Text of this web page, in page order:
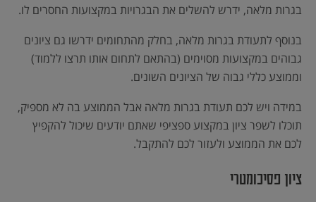
בגרות מלאה, ידרש להשלים את הבגרויות במקצועות החסרים לו.
בנוסף לתעודת בגרות מלאה, בחלק מהתחומים ידרשו גם ציונים
גבוהים במקצועות מסוימים (בהתאם לתחום אותו תרצו ללמוד)
וממוצע כללי גבוה של הציונים השונים.
במידה ויש לכם תעודת בגרות מלאה אבל הממוצע בה לא מספיק,
תוכלו לשפר ציון במקצוע ספציפי שאתם יודעים שיכול להקפיץ
לכם את הממוצע ולעזור לכם להתקבל.
ציון פסיכומטרי